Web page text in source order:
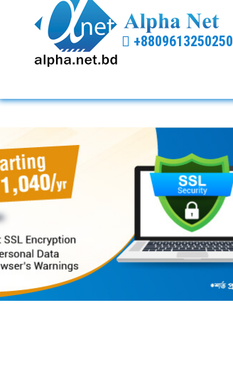
+8809613250250